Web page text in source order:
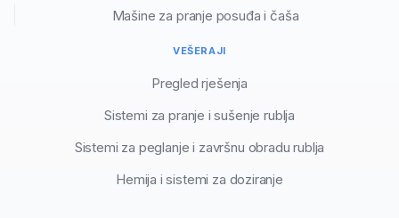
Mašine za pranje posuđa i čaša
VEŠERAJI
Pregled rješenja
Sistemi za pranje i sušenje rublja
Sistemi za peglanje i završnu obradu rublja
Hemija i sistemi za doziranje